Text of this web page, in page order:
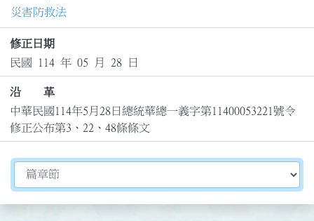
災害防救法
修正日期
民國 114 年 05 月 28 日
沿 革
中華民國114年5月28日總統華總一義字第11400053221號令
修正公布第3、22、48條條文
切換選擇法規資訊內容